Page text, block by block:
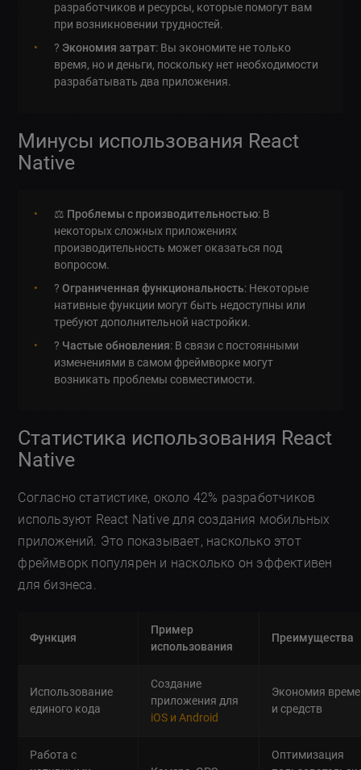
разработчиков и ресурсы, которые помогут вам
при возникновении трудностей.
? Экономия затрат: Вы экономите не только
время, но и деньги, поскольку нет необходимости
разрабатывать два приложения.
Минусы использования React
Native
⚖️ Проблемы с производительностью: В
некоторых сложных приложениях
производительность может оказаться под
вопросом.
?Ограниченная функциональность: Некоторые
нативные функции могут быть недоступны или
требуют дополнительной настройки.
? Частые обновления: В связи с постоянными
изменениями в самом фреймворке могут
возникать проблемы совместимости.
Статистика использования React
Native
Согласно статистике, около 42% разработчиков
используют React Native для создания мобильных
приложений. Это показывает, насколько этот
фреймворк популярен и насколько он эффективен
для бизнеса.
Функция
Пример
использования
Преимущества
Использование
единого кода
Создание
приложения для
iOS и Android
Экономия
и средств
Работа с
Оптимизация